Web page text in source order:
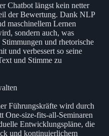
Chatbot längst kein netter
der Bewertung. Dank NLP
maschinellem Lernen
sondern auch, was
und rhetorische
und verbessert so seine
und Stimme zu
Führungskräfte wird durch
One-size-fits-all-Seminaren
Entwicklungspläne, die
und kontinuierlichem